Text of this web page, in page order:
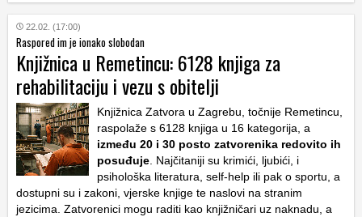
22.02. (17:00)
Raspored im je ionako slobodan
Knjižnica u Remetincu: 6128 knjiga za
rehabilitaciju i vezu s obitelji
Knjižnica Zatvora u Zagrebu, točnije Remetincu,
raspolaže s 6128 knjiga u 16 kategorija, a
između 20 i 30 posto zatvorenika redovito ih
posuđuje . Najčitaniji su krimići, ljubići, i
psihološka literatura, self-help ili pak o sportu, a
dostupni su i zakoni, vjerske knjige te naslovi na stranim
jezicima. Zatvorenici mogu raditi kao knjižničari uz naknadu, a